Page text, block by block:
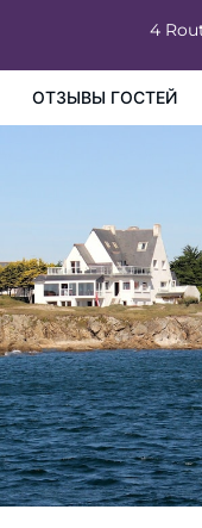
4
ОТЗЫВЫ ГОСТЕЙ